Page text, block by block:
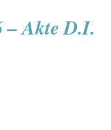
– Akte D.I.